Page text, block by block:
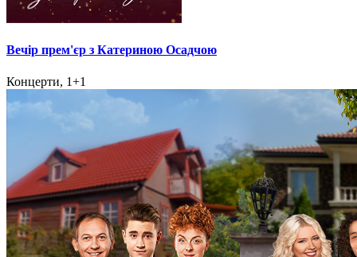
Вечір прем'єр з Катериною Осадчою
Концерти, 1+1